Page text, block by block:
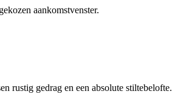
aankomstvenster.
rustig gedrag en een absolute stiltebelofte.